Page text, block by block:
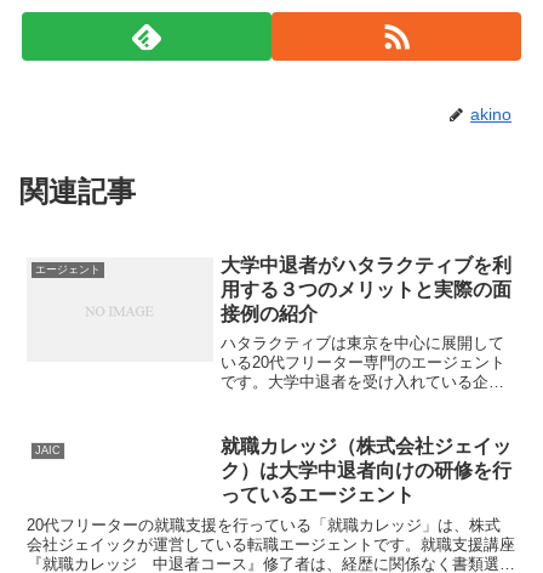
akino
関連記事
エージェント
大学中退者がハタラクティブを利
用する３つのメリットと実際の面
接例の紹介
ハタラクティブは東京を中心に展開して
いる20代フリーター専門のエージェント
です。大学中退者を受け入れている企業
スマナーや面接対策を徹底的に行ってい
ます。紹介される仕事...
JAIC
就職カレッジ（株式会社ジェイッ
ク）は大学中退者向けの研修を行
っているエージェント
20代フリーターの就職支援を行っている「就職カレッジ」は、株式
会社ジェイックが運営している転職エージェントです。就職支援講座
『就職カレッジ 中退者コース』修了者は、経歴に関係なく書類選考